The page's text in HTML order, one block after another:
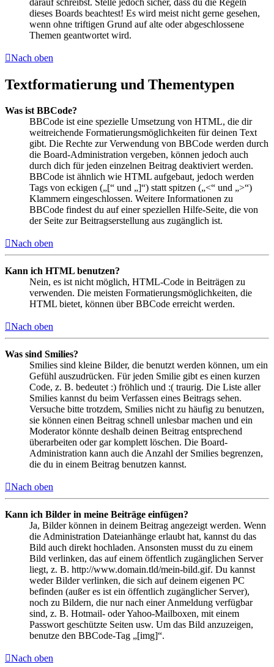
dieses Boards beachtest! Es wird meist nicht gerne gesehen,
wenn ohne triftigen Grund auf alte oder abgeschlossene
Themen geantwortet wird.
Nach oben
Textformatierung und Thementypen
Was ist BBCode?
BBCode ist eine spezielle Umsetzung von HTML, die dir
weitreichende Formatierungsmöglichkeiten für deinen Text
gibt. Die Rechte zur Verwendung von BBCode werden durch
die Board-Administration vergeben, können jedoch auch
durch dich für jeden einzelnen Beitrag deaktiviert werden.
BBCode ist ähnlich wie HTML aufgebaut, jedoch werden
Tags von eckigen („[“ und „]“) statt spitzen („<“ und „>“)
Klammern eingeschlossen. Weitere Informationen zu
BBCode findest du auf einer speziellen Hilfe-Seite, die von
der Seite zur Beitragserstellung aus zugänglich ist.
Nach oben
Kann ich HTML benutzen?
Nein, es ist nicht möglich, HTML-Code in Beiträgen zu
verwenden. Die meisten Formatierungsmöglichkeiten, die
HTML bietet, können über BBCode erreicht werden.
Nach oben
Was sind Smilies?
Smilies sind kleine Bilder, die benutzt werden können, um ein
Gefühl auszudrücken. Für jeden Smilie gibt es einen kurzen
Code, z. B. bedeutet :) fröhlich und :( traurig. Die Liste aller
Smilies kannst du beim Verfassen eines Beitrags sehen.
Versuche bitte trotzdem, Smilies nicht zu häufig zu benutzen,
sie können einen Beitrag schnell unlesbar machen und ein
Moderator könnte deshalb deinen Beitrag entsprechend
überarbeiten oder gar komplett löschen. Die Board-
Administration kann auch die Anzahl der Smilies begrenzen,
die du in einem Beitrag benutzen kannst.
Nach oben
Kann ich Bilder in meine Beiträge einfügen?
Ja, Bilder können in deinem Beitrag angezeigt werden. Wenn
die Administration Dateianhänge erlaubt hat, kannst du das
Bild auch direkt hochladen. Ansonsten musst du zu einem
Bild verlinken, das auf einem öffentlich zugänglichen Server
liegt, z. B. http://www.domain.tld/mein-bild.gif. Du kannst
weder Bilder verlinken, die sich auf deinem eigenen PC
befinden (außer es ist ein öffentlich zugänglicher Server),
noch zu Bildern, die nur nach einer Anmeldung verfügbar
sind, z. B. Hotmail- oder Yahoo-Mailboxen, mit einem
Passwort geschützte Seiten usw. Um das Bild anzuzeigen,
benutze den BBCode-Tag „[img]“.
Nach oben